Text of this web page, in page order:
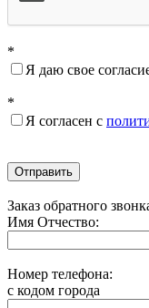
*
Я даю свое
*
Я согласен с
Отправить
Заказ обратного
Имя Отчество:
Номер телефона:
с кодом города